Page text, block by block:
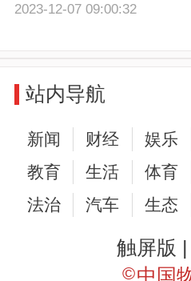
2023-12-07 09:00:32
站内导航
新闻 财经 娱乐
教育
生活 体育
法治
汽车 生态
触屏版 |
©中国